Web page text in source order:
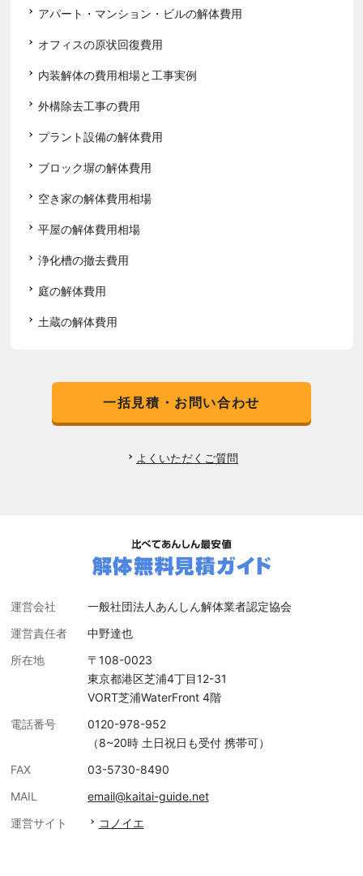
アパート・マンション・ビルの解体費用
オフィスの原状回復費用
内装解体の費用相場と工事実例
外構除去工事の費用
プラント設備の解体費用
ブロック塀の解体費用
空き家の解体費用相場
平屋の解体費用相場
浄化槽の撤去費用
庭の解体費用
土蔵の解体費用
一括見積・お問い合わせ
よくいただくご質問
運営会社
一般社団法人あんしん解体業者認定協会
運営責任者
中野達也
所在地
〒108-0023
東京都港区芝浦4丁目12-31
VORT芝浦WaterFront 4階
電話番号
0120-978-952
（8~20時 土日祝日も受付 携帯可）
FAX
03-5730-8490
MAIL
email@kaitai-guide.net
運営サイト
コノイエ